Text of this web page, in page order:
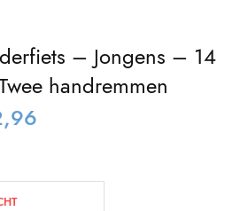
– Jongens – 14
handremmen